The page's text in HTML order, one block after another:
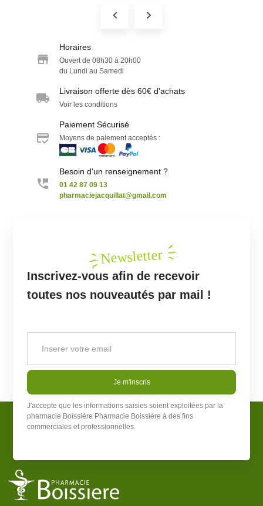
Horaires
Ouvert de 08h30 à 20h00
du Lundi au Samedi
Livraison offerte dès 60€ d'achats
Voir les conditions
Paiement Sécurisé
Moyens de paiement acceptés :
Besoin d'un renseignement ?
01 42 87 09 13
pharmaciejacquillat@gmail.com
Newsletter
Inscrivez-vous afin de recevoir
toutes nos nouveautés par mail !
Je m'inscris
J'accepte que les informations saisies soient exploitées par la
pharmacie Boissière Pharmacie Boissière à des fins
commerciales et professionnelles.